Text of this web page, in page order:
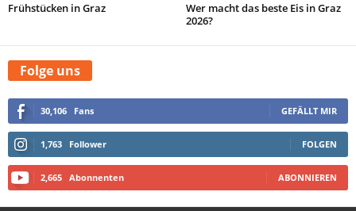
Frühstücken in Graz
Wer macht das beste Eis in Graz
2026?
Folge uns
30,106 Fans GEFÄLLT MIR
1,763 Follower FOLGEN
2,665 Abonnenten ABONNIEREN